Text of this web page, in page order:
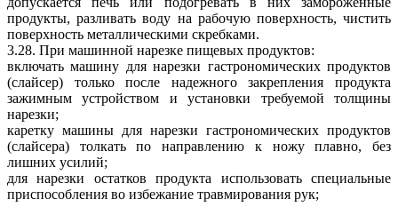
продукты, разливать воду на рабочую поверхность, чистить
поверхность металлическими скребками.
3.28. При машинной нарезке пищевых продуктов:
включать машину для нарезки гастрономических продуктов
(слайсер) только после надежного закрепления продукта
зажимным устройством и установки требуемой толщины
нарезки;
каретку машины для нарезки гастрономических продуктов
(слайсера) толкать по направлению к ножу плавно, без
лишних усилий;
для нарезки остатков продукта использовать специальные
приспособления во избежание травмирования рук;